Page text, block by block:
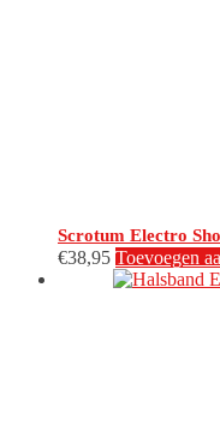
Scrotum Electro
€38,95 Toevoegen